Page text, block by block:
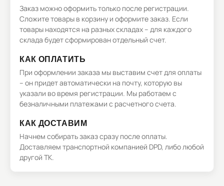
Заказ можно оформить только после регистрации.
Сложите товары в корзину и оформите заказ. Если
товары находятся на разных складах – для каждого
склада будет сформирован отдельный счет.
КАК ОПЛАТИТЬ
При оформлении заказа мы выставим счет для оплаты
– он придет автоматически на почту, которую вы
указали во время регистрации. Мы работаем с
безналичными платежами с расчетного счета.
КАК ДОСТАВИМ
Начнем собирать заказ сразу после оплаты.
Доставляем транспортной компанией DPD, либо любой
другой ТК.